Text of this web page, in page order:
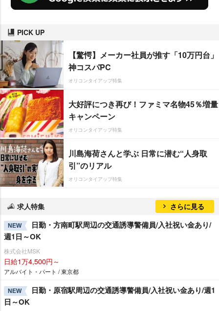
PICK UP
【驚愕】メーカー社員が推す「10万円台」
神コスパPC
オリコンタイアップ特集
大好評につき再び！ファミマ名物45％増量
キャンペーン
オリコンタイアップ特集
川島海荷さんと学ぶ 日常に潜む“人身取
引”のリアル
オリコンタイアップ特集
求人特集 さらに見る
NEW
日勤・方南町駅周辺の交通誘導警備員/入社祝い金あり/
週1日～OK
株式会社MSK
日給1万4,500円～
アルバイト・パート / 東京都
NEW
日勤・原宿駅周辺の交通誘導警備員/入社祝い金あり/週1
日～OK